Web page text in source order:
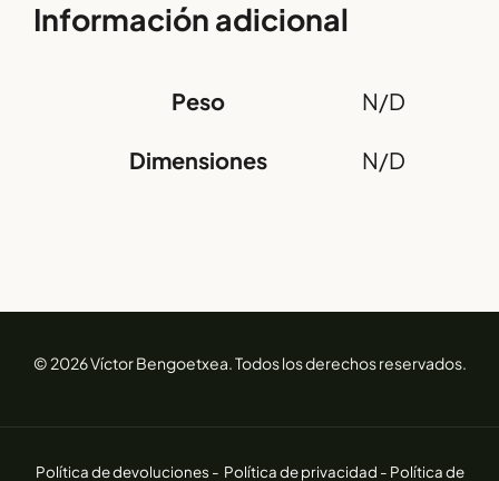
Información adicional
Peso N/D
Dimensiones N/D
© 2026 Víctor Bengoetxea. Todos los derechos reservados.
Política de devoluciones - Política de privacidad - Política de